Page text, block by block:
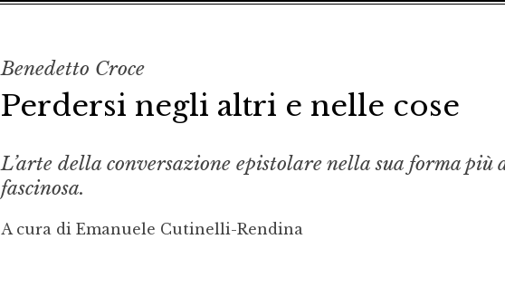
Benedetto Croce
Perdersi negli altri e nelle cose
L’arte della conversazione epistolare nella sua forma più
fascinosa.
A cura di Emanuele Cutinelli-Rendina